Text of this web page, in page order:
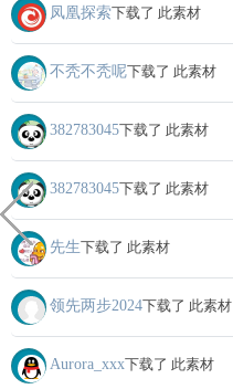
凤凰探索下载了 此素材
不秃不秃呢下载了 此素材
382783045下载了 此素材
382783045下载了 此素材
先生下载了 此素材
领先两步2024下载了 此素材
Aurora_xxx下载了 此素材